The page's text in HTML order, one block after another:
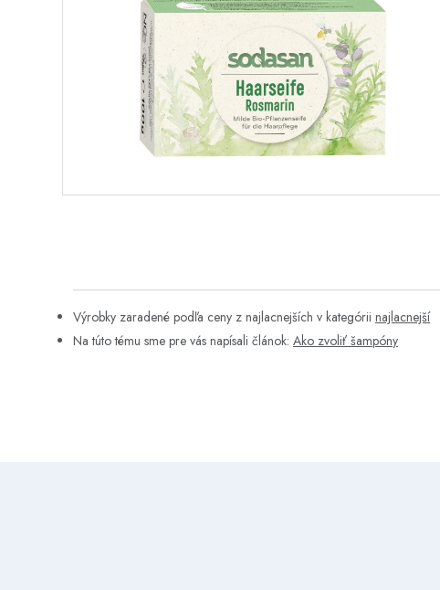
Výrobky zaradené podľa ceny z najlacnejších v kategórii najlacnejší
Na túto tému sme pre vás napísali článok: Ako zvoliť šampóny